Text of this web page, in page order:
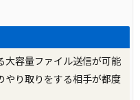
大容量ファイル送信が可能
やり取りをする相手が都度